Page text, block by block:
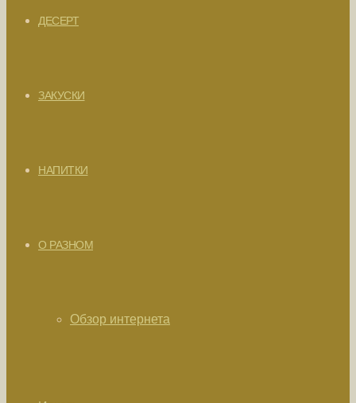
ДЕСЕРТ
ЗАКУСКИ
НАПИТКИ
О РАЗНОМ
Обзор интернета